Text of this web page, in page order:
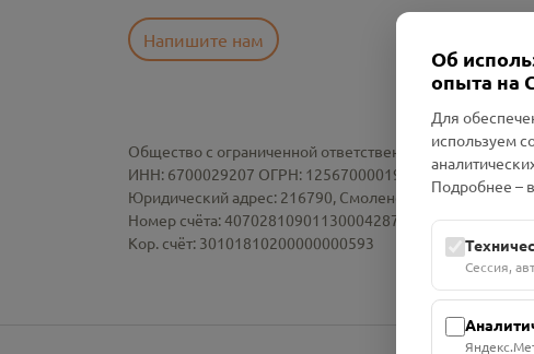
Напишите нам
Общество с ограниченной ответственностью
ИНН: 6700029207 ОГРН: 1256700001986
Юридический адрес: 216790, Смоленская область, р-н
Номер счёта: 40702810901130004287 в АО "АЛЬФА-
Кор. счёт: 30101810200000000593
Об
опыта на
Для
используем
Подробнее – в
Сессия,